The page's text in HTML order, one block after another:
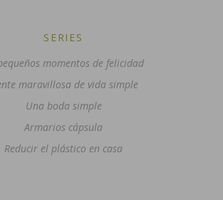
SERIES
momentos de felicidad
maravillosa de vida simple
Una boda simple
Armarios cápsula
Reducir el plástico en casa